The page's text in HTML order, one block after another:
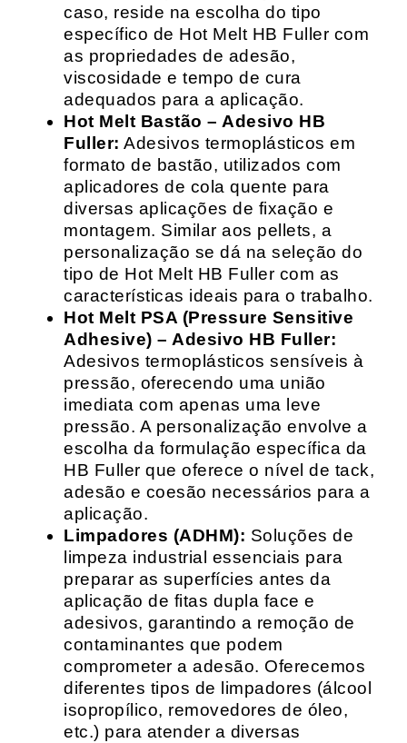
caso, reside na escolha do tipo
específico de Hot Melt HB Fuller com
as propriedades de adesão,
viscosidade e tempo de cura
adequados para a aplicação.
Hot Melt Bastão – Adesivo HB
Fuller: Adesivos termoplásticos em
formato de bastão, utilizados com
aplicadores de cola quente para
diversas aplicações de fixação e
montagem. Similar aos pellets, a
personalização se dá na seleção do
tipo de Hot Melt HB Fuller com as
características ideais para o trabalho.
Hot Melt PSA (Pressure Sensitive
Adhesive) – Adesivo HB Fuller:
Adesivos termoplásticos sensíveis à
pressão, oferecendo uma união
imediata com apenas uma leve
pressão. A personalização envolve a
escolha da formulação específica da
HB Fuller que oferece o nível de tack,
adesão e coesão necessários para a
aplicação.
Limpadores (ADHM): Soluções de
limpeza industrial essenciais para
preparar as superfícies antes da
aplicação de fitas dupla face e
adesivos, garantindo a remoção de
contaminantes que podem
comprometer a adesão. Oferecemos
diferentes tipos de limpadores (álcool
isopropílico, removedores de óleo,
etc.) para atender a diversas